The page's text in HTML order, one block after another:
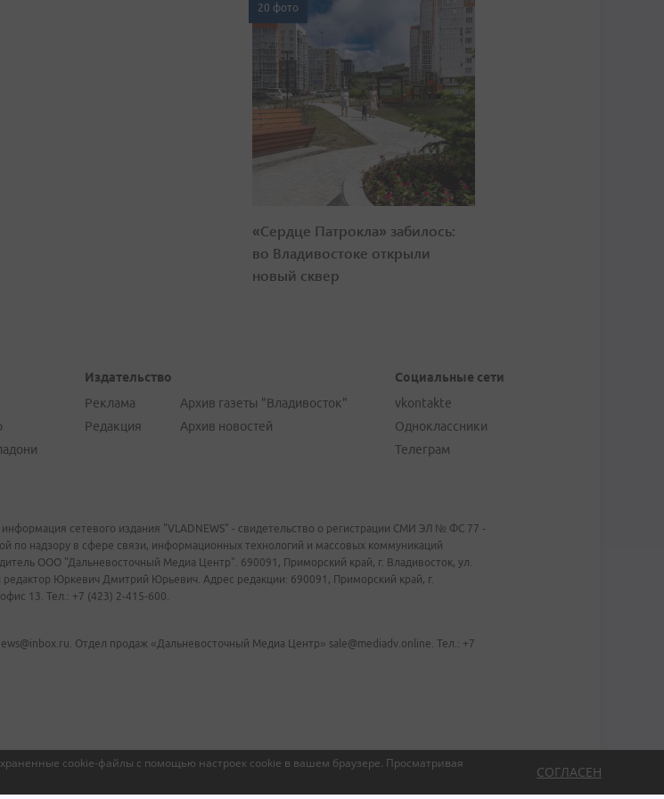
cookie-файлы с помощью настроек cookie в вашем браузере. Просматривая
СОГЛАСЕН
20 фото
«Сердце Патрокла» забилось:
во Владивостоке открыли
новый сквер
Издательство
Реклама
Редакция
Архив газеты "Владивосток"
Архив новостей
Социальные сети
vkontakte
Одноклассники
Телеграм
информация сетевого издания "VLADNEWS" - свидетельство о регистрации СМИ ЭЛ № ФС 77 -
по надзору в сфере связи, информационных технологий и массовых коммуникаций
ООО "Дальневосточный Медиа Центр". 690091, Приморский край, г. Владивосток, ул.
Юркевич Дмитрий Юрьевич. Адрес редакции: 690091, Приморский край, г.
13. Тел.: +7 (423) 2-415-600.
Отдел продаж «Дальневосточный Медиа Центр» sale@mediadv.online. Тел.: +7